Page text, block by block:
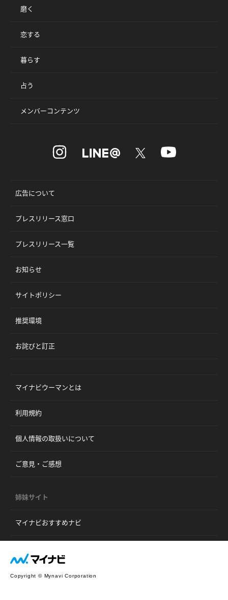
磨く
恋する
暮らす
占う
メンバーコンテンツ
広告について
プレスリリース窓口
プレスリリース一覧
お知らせ
サイトポリシー
推奨環境
お詫びと訂正
マイナビウーマンとは
利用規約
個人情報の取扱いについて
ご意見・ご感想
姉妹サイト
マイナビおすすめナビ
Copyright © Mynavi Corporation